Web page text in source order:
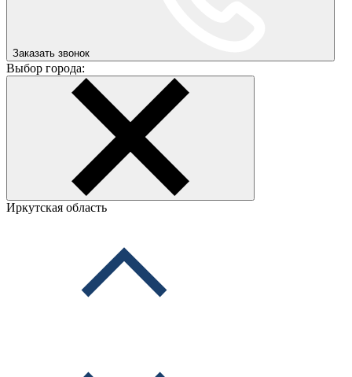
Заказать звонок
Выбор города:
Иркутская область